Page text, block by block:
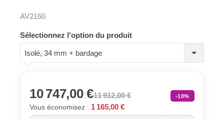
AV2160
Sélectionnez l'option du produit
Isolé, 34 mm + bardage
10 747,00 €11 912,00 € -10%
Vous économisez : 1 165,00 €